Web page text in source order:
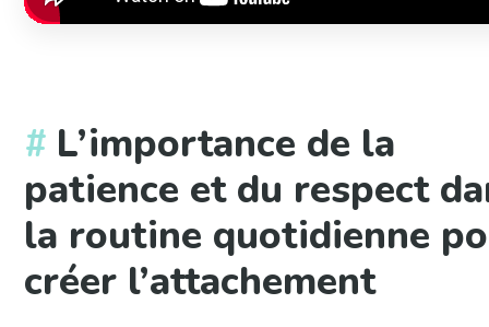
L’importance de la
patience et du respect
la routine quotidienne
créer l’attachement